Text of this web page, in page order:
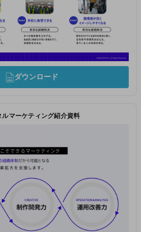
ダウンロード
ルマーケティング紹介資料